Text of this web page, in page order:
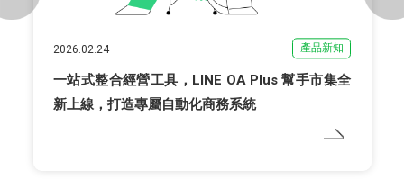
2026.02.24 產品新知
一站式整合經營工具，LINE OA Plus 幫手市集全
新上線，打造專屬自動化商務系統